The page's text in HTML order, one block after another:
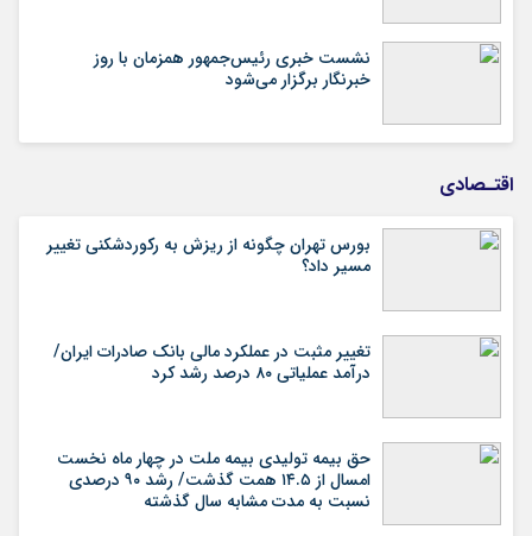
نشست خبری رئیس‌جمهور همزمان با روز
خبرنگار برگزار می‌شود
اقتـصادی
بورس تهران چگونه از ریزش به رکوردشکنی تغییر
مسیر داد؟
تغییر مثبت در عملکرد مالی بانک صادرات ایران/
درآمد عملیاتی ۸۰ درصد رشد کرد
حق بیمه تولیدی بیمه ملت در چهار ماه نخست
امسال از ۱۴.۵ همت گذشت/ رشد ۹۰ درصدی
نسبت به مدت مشابه سال گذشته